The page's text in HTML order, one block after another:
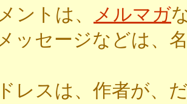
ントは、
メルマガ
ッセージなどは、
レスは、作者が、